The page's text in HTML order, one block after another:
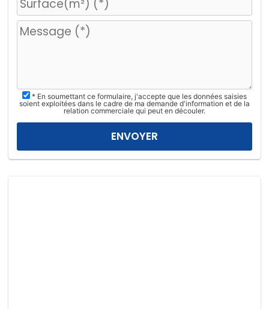
u
z
s
* En soumettant ce formulaire, j'accepte que les données saisies
soient exploitées dans le cadre de ma demande d'information et de la
relation commerciale qui peut en découler.